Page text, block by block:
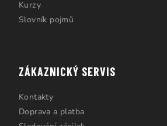
Kurzy
Slovník pojmů
ZÁKAZNICKÝ SERVIS
Kontakty
Doprava a platba